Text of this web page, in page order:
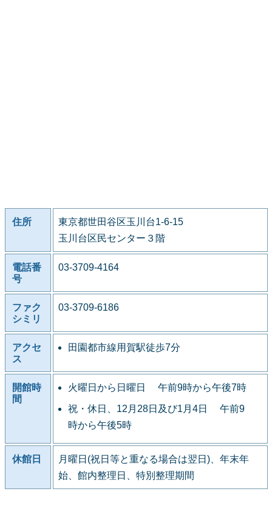
住所
東京都世田谷区玉川台1-6-15
玉川台区民センター３階
電話番
号
03-3709-4164
ファク
シミリ
03-3709-6186
アクセ
ス
田園都市線用賀駅徒歩7分
開館時
間
火曜日から日曜日 午前9時から午後7時
祝・休日、12月28日及び1月4日 午前9
時から午後5時
休館日
月曜日(祝日等と重なる場合は翌日)、年末年
始、館内整理日、特別整理期間